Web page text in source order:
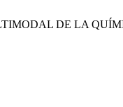
DE LA